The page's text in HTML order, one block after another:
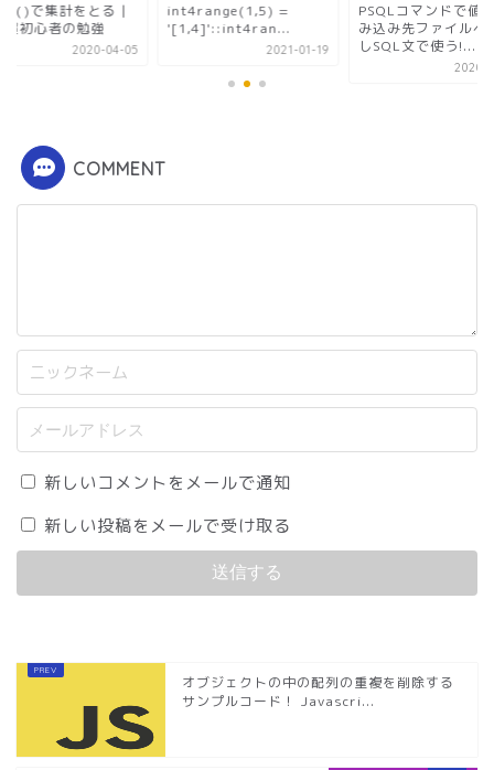
で集計をとる |
超初心者の勉強
2020-04-05
int4range(1,5) =
'[1,4]'::int4ran...
2021-01-19
PSQLコマンドで値
み込み先ファイル
しSQL文で使う!...
2020-
COMMENT
新しいコメントをメールで通知
新しい投稿をメールで受け取る
オブジェクトの中の配列の重複を削除する
サンプルコード！ Javascri...